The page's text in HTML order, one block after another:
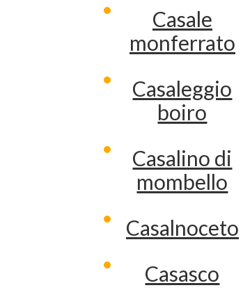
Casale
monferrato
Casaleggio
boiro
Casalino di
mombello
Casalnoceto
Casasco